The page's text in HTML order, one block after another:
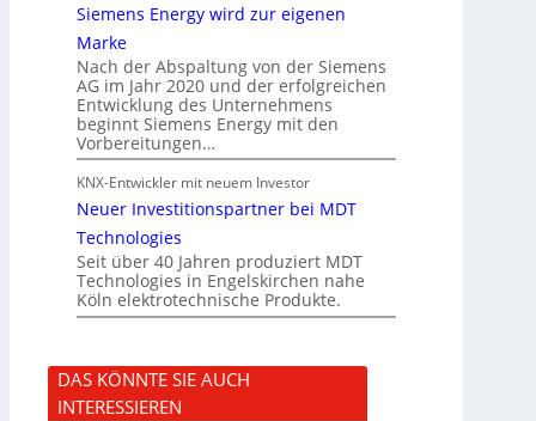
Siemens Energy wird zur eigenen
Marke
Nach der Abspaltung von der Siemens
AG im Jahr 2020 und der erfolgreichen
Entwicklung des Unternehmens
beginnt Siemens Energy mit den
Vorbereitungen…
KNX-Entwickler mit neuem Investor
Neuer Investitionspartner bei MDT
Technologies
Seit über 40 Jahren produziert MDT
Technologies in Engelskirchen nahe
Köln elektrotechnische Produkte.
DAS KÖNNTE SIE AUCH
INTERESSIEREN